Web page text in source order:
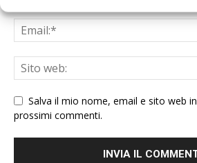
Salva il mio nome, email e sito web
prossimi commenti.